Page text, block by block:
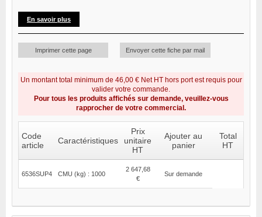
En savoir plus
Imprimer cette page Envoyer cette fiche par mail
Un montant total minimum de 46,00 € Net HT hors port est requis pour
valider votre commande.
Pour tous les produits affichés sur demande, veuillez-vous
rapprocher de votre commercial.
Code
article
Caractéristiques
Prix
unitaire
HT
Ajouter au
panier
Total
HT
6536SUP4 CMU (kg) : 1000
2 647,68
€
Sur demande